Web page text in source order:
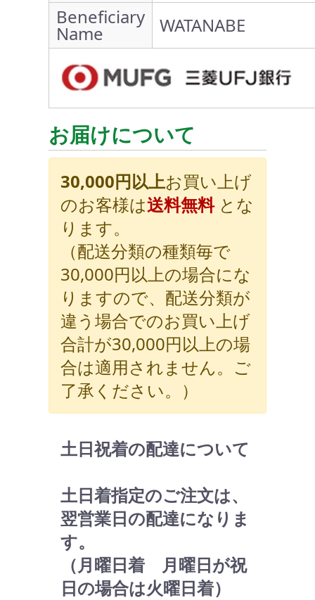
Beneficiary
Name WATANABE
お届けについて
30,000円以上お買い上げ
のお客様は送料無料とな
ります。
（配送分類の種類毎で
30,000円以上の場合にな
りますので、配送分類が
違う場合でのお買い上げ
合計が30,000円以上の場
合は適用されません。ご
了承ください。）
土日祝着の配達について
土日着指定のご注文は、
翌営業日の配達になりま
す。
（月曜日着 月曜日が祝
日の場合は火曜日着）